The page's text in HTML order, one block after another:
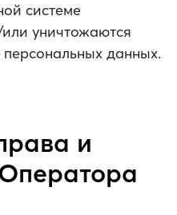
системе
уничтожаются
данных.
и